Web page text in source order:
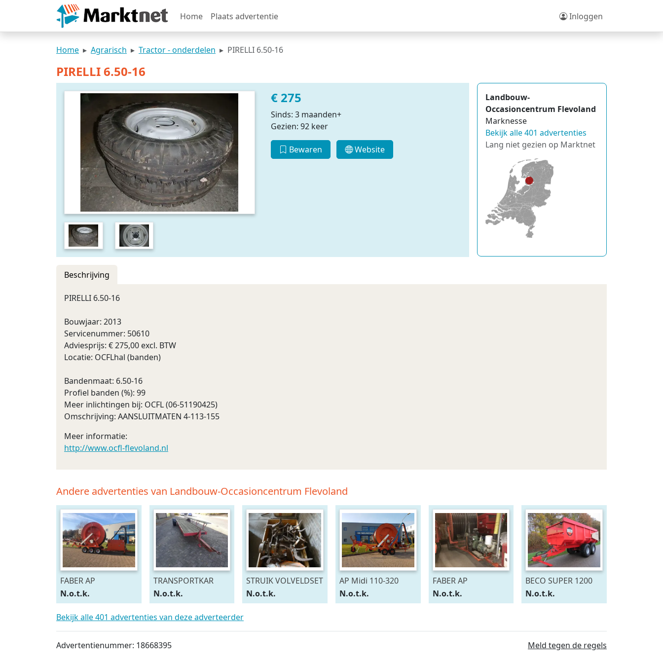
Home Plaats advertentie Inloggen
Home Agrarisch Tractor - onderdelen PIRELLI 6.50-16
PIRELLI 6.50-16
€ 275
Sinds: 3 maanden+
Gezien: 92 keer
Bewaren Website
Landbouw-
Occasioncentrum Flevoland
Marknesse
Bekijk alle 401 advertenties
Lang niet gezien op Marktnet
Beschrijving
PIRELLI 6.50-16
Bouwjaar: 2013
Servicenummer: 50610
Adviesprijs: € 275,00 excl. BTW
Locatie: OCFLhal (banden)
Bandenmaat: 6.50-16
Profiel banden (%): 99
Meer inlichtingen bij: OCFL (06-51190425)
Omschrijving: AANSLUITMATEN 4-113-155
Meer informatie:
http://www.ocfl-flevoland.nl
Andere advertenties van Landbouw-Occasioncentrum Flevoland
FABER AP
N.o.t.k.
TRANSPORTKAR
N.o.t.k.
STRUIK VOLVELDSET
N.o.t.k.
AP Midi 110-320
N.o.t.k.
FABER AP
N.o.t.k.
BECO SUPER 1200
N.o.t.k.
Bekijk alle 401 advertenties van deze adverteerder
Advertentienummer: 18668395 Meld tegen de regels